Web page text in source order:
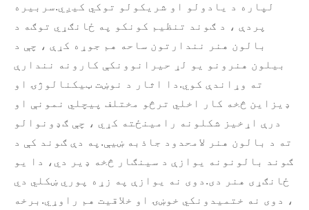
لپاره د یادولو او شریکولو توکي کیږي.سربیره
پردې ، د ګوند تنظیم کونکو په ځانګړي توګه د
بالون هنر نندارتون ساحه هم جوړه کړې ، چې د
بیلون هنرونو یو لړ حیرانوونکې کارونه نندارې
ته وړاندې کوي.دا اثار د نوښت ټیکنالوژۍ او
ډیزاین څخه کار اخلي ترڅو مختلف پیچلي نمونې او
درې اړخیز شکلونه رامینځته کړي ، چې ګډونوالو
ته د بالون هنر لامحدود جاذبه ښیې.په دې ګوند کې د
ګوند بالونونه یوازې د سینګار څخه ډیر دي، دا یو
ځانګړی هنر دی.دوی نه یوازې په زړه پوري ښکلي دي
، دوی نه ختمیدونکي خوښۍ او خلاقیت هم راوړي.برخه